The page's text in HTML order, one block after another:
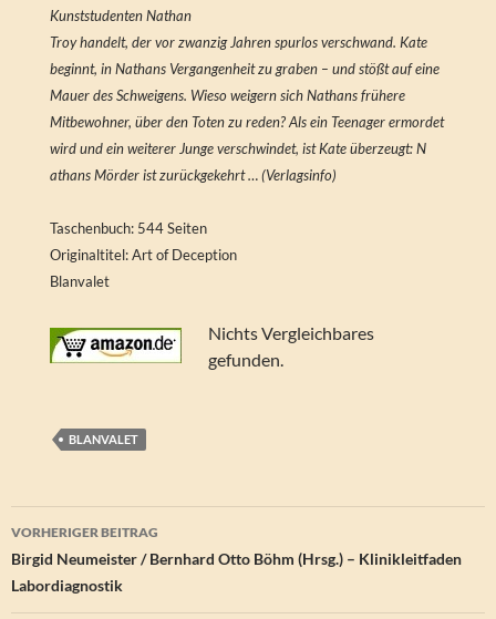
Kunststudenten Nathan
Troy handelt, der vor zwanzig Jahren spurlos verschwand. Kate
beginnt, in Nathans Vergangenheit zu graben – und stößt auf eine
Mauer des Schweigens. Wieso weigern sich Nathans frühere
Mitbewohner, über den Toten zu reden? Als ein Teenager ermordet
wird und ein weiterer Junge verschwindet, ist Kate überzeugt: N
athans Mörder ist zurückgekehrt … (Verlagsinfo)
Taschenbuch: 544 Seiten
Originaltitel: Art of Deception
Blanvalet
Nichts Vergleichbares
gefunden.
BLANVALET
Beitragsnavigation
VORHERIGER BEITRAG
Birgid Neumeister / Bernhard Otto Böhm (Hrsg.) – Klinikleitfaden
Labordiagnostik